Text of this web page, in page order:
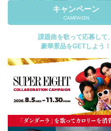
キャンペーン
CAMPAIGN
課題曲を歌って応募して、
豪華景品をGETしよう！